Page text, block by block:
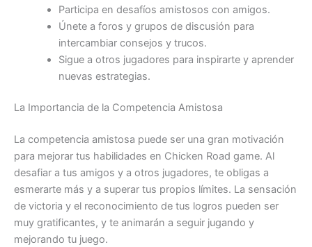
Participa en desafíos amistosos con amigos.
Únete a foros y grupos de discusión para
intercambiar consejos y trucos.
Sigue a otros jugadores para inspirarte y aprender
nuevas estrategias.
La Importancia de la Competencia Amistosa
La competencia amistosa puede ser una gran motivación
para mejorar tus habilidades en Chicken Road game. Al
desafiar a tus amigos y a otros jugadores, te obligas a
esmerarte más y a superar tus propios límites. La sensación
de victoria y el reconocimiento de tus logros pueden ser
muy gratificantes, y te animarán a seguir jugando y
mejorando tu juego.